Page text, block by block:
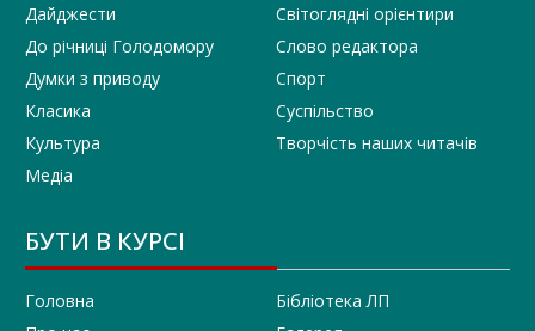
Дайджести
До річниці Голодомору
Думки з приводу
Класика
Культура
Медіа
Світоглядні орієнтири
Слово редактора
Спорт
Суспільство
Творчість наших читачів
БУТИ В КУРСІ
Головна
Бібліотека ЛП